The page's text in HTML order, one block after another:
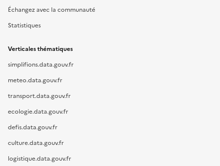
Échangez avec la communauté
Statistiques
Verticales thématiques
simplifions.data.gouv.fr
meteo.data.gouv.fr
transport.data.gouv.fr
ecologie.data.gouv.fr
defis.data.gouv.fr
culture.data.gouv.fr
logistique.data.gouv.fr